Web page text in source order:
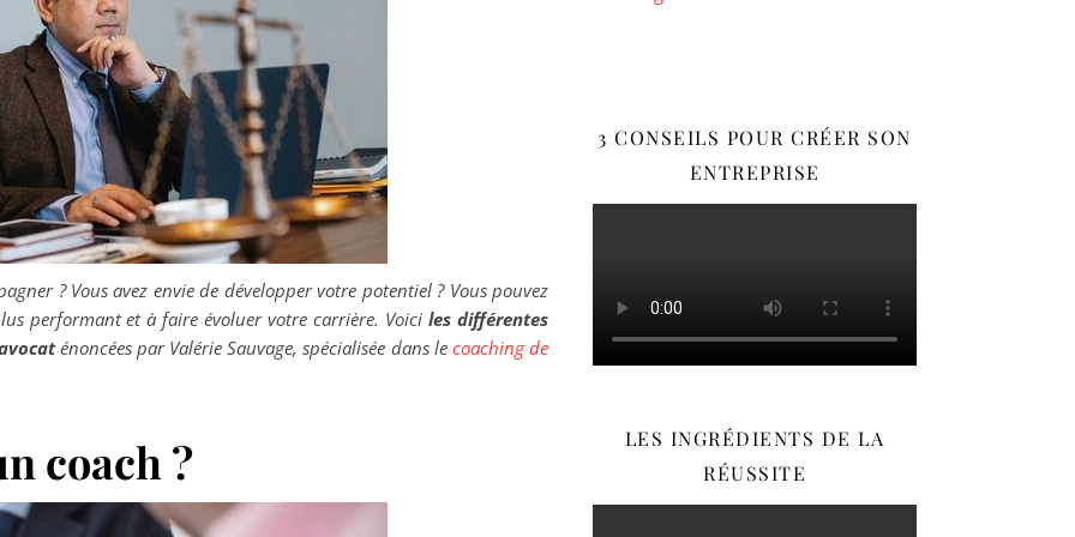
? Vous avez envie de développer votre potentiel ? Vous pouvez
performant et à faire évoluer votre carrière. Voiciles différentes
énoncées par Valérie Sauvage, spécialisée dans le coaching de
coach ?
3 CONSEILS POUR CRÉER SON
ENTREPRISE
LES INGRÉDIENTS DE LA
RÉUSSITE